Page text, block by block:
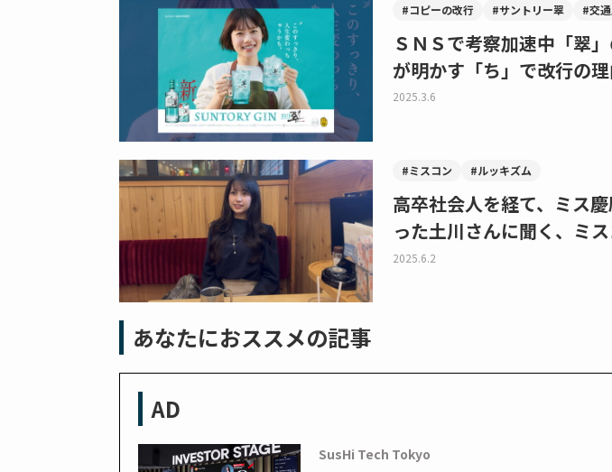
#コピーの改行 #サントリー翠 #交
ＳＮＳで考察加速中「翠
が明かす「ち」で改行の
2025.3.6
#ミスコン #ルッキズム
高卒社会人を経て、ミス
った土川さんに聞く、ミ
2025.6.2
あなたにおススメの記事
AD
SusHi Tech Tokyo